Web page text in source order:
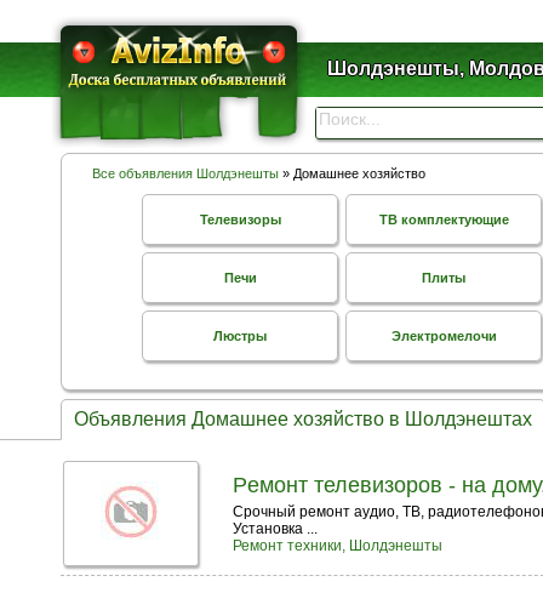
Шолдэнешты,
Все объявления Шолдэнешты » Домашнее хозяйство
Телевизоры ТВ комплектующие
Печи Плиты
Люстры Электромелочи
Объявления Домашнее хозяйство в Шолдэнештах
Peмонт телевизоров - на
Срочный рeмонт aудио, ТВ,
Установка ...
Ремонт техники, Шолдэнешты